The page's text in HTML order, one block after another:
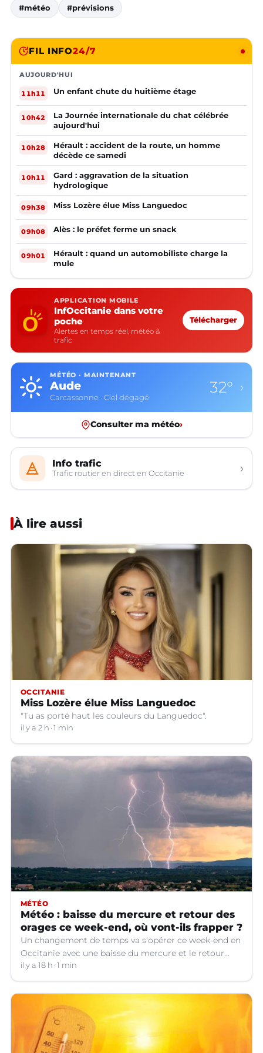
#météo #prévisions
FIL INFO24/7
AUJOURD'HUI
11h11 Un enfant chute du huitième étage
10h42
La Journée internationale du chat célébrée
aujourd'hui
10h28
Hérault : accident de la route, un homme
décède ce samedi
10h11
Gard : aggravation de la situation
hydrologique
09h38 Miss Lozère élue Miss Languedoc
09h08 Alès : le préfet ferme un snack
09h01
Hérault : quand un automobiliste charge la
mule
APPLICATION MOBILE
InfOccitanie dans votre
poche
Alertes en temps réel, météo &
trafic
Télécharger
MÉTÉO · MAINTENANT
Aude
Carcassonne · Ciel dégagé
32° ›
Consulter ma météo›
Info trafic
Trafic routier en direct en Occitanie ›
À lire aussi
OCCITANIE
Miss Lozère élue Miss Languedoc
"Tu as porté haut les couleurs du Languedoc".
il y a 2 h 1 min
MÉTÉO
Météo : baisse du mercure et retour des
orages ce week-end, où vont-ils frapper ?
Un changement de temps va s'opérer ce week-end en
Occitanie avec une baisse du mercure et le retour
d'orages dans certains départements.
il y a 18 h 1 min